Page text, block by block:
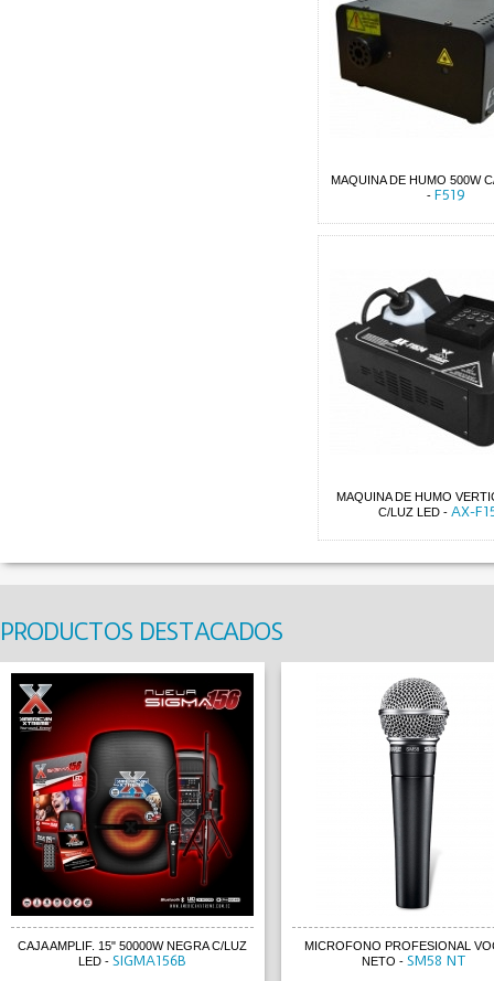
MAQUINA DE HUMO 500W
- F519
MAQUINA DE HUMO
C/LUZ LED - AX-
PRODUCTOS DESTACADOS
CAJA AMPLIF. 15" 50000W NEGRA C/LUZ
LED - SIGMA156B
MICROFONO PROFESIONAL
NETO - SM58 NT